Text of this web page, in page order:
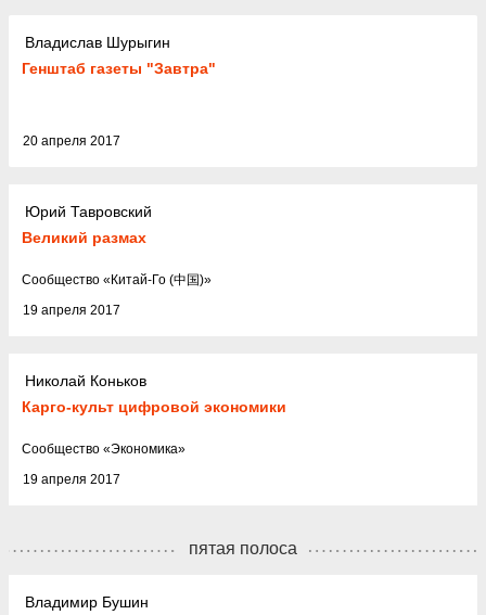
Владислав Шурыгин
Генштаб газеты "Завтра"
20 апреля 2017
Юрий Тавровский
Великий размах
19 апреля 2017
Cообщество « Китай-Го (中国)»
Николай Коньков
Карго-культ цифровой экономики
19 апреля 2017
Cообщество «Экономика»
пятая полоса
Владимир Бушин